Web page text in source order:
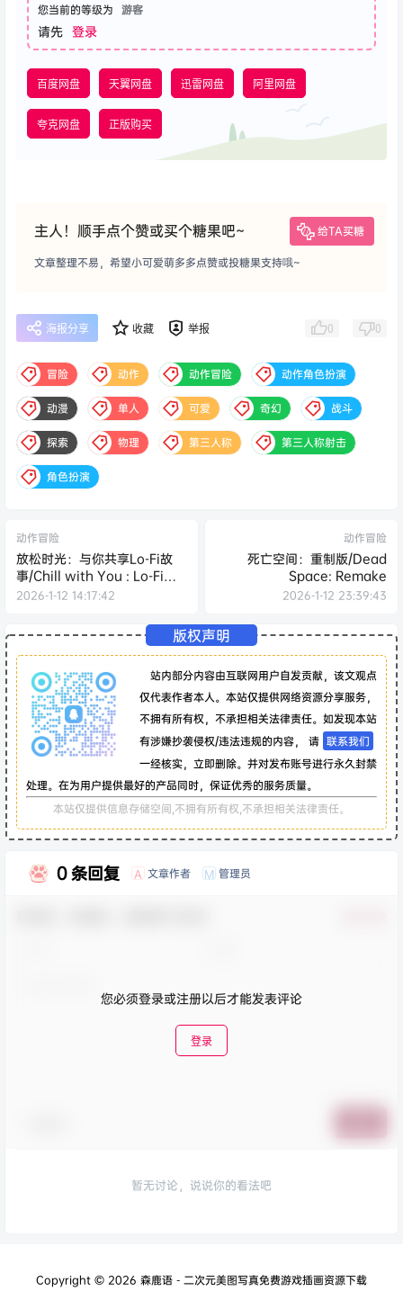
您当前的等级为 游客
请先 登录
百度网盘 天翼网盘 迅雷网盘 阿里网盘
夸克网盘 正版购买
主人！顺手点个赞或买个糖果吧~ 给TA买糖
文章整理不易，希望小可爱萌多多点赞或投糖果支持哦~
海报分享 收藏 举报 0 0
冒险 动作 动作冒险 动作角色扮演
动漫 单人 可爱 奇幻 战斗
探索 物理 第三人称 第三人称射击
角色扮演
动作冒险
放松时光：与你共享Lo-Fi故
事/Chill with You : Lo-Fi
Story
2026-1-12 14:17:42
动作冒险
死亡空间：重制版/Dead
Space: Remake
2026-1-12 23:39:43
版权声明
站内部分内容由互联网用户自发贡献，该文观点
仅代表作者本人。本站仅提供网络资源分享服务，
不拥有所有权，不承担相关法律责任。如发现本站
有涉嫌抄袭侵权/违法违规的内容， 请 联系我们
一经核实，立即删除。并对发布账号进行永久封禁
处理。在为用户提供最好的产品同时，保证优秀的服务质量。
本站仅提供信息存储空间,不拥有所有权,不承担相关法律责任。
0 条回复 A 文章作者 M 管理员
您必须登录或注册以后才能发表评论
登录
暂无讨论，说说你的看法吧
Copyright © 2026 森鹿语 - 二次元美图写真免费游戏插画资源下载